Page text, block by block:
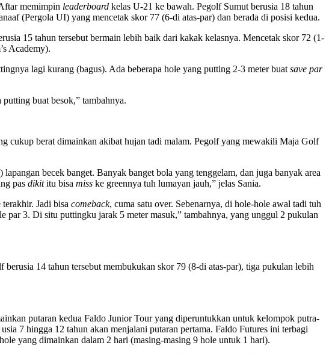
memimpin leaderboard kelas U-21 ke bawah. Pegolf Sumut berusia 18 tahun
(Pergola UI) yang mencetak skor 77 (6-di atas-par) dan berada di posisi kedua.
15 tahun tersebut bermain lebih baik dari kakak kelasnya. Mencetak skor 72 (1-
Academy).
lagi kurang (bagus). Ada beberapa hole yang putting 2-3 meter buat save par
buat besok,” tambahnya.
cukup berat dimainkan akibat hujan tadi malam. Pegolf yang mewakili Maja Golf
becek banget. Banyak banget bola yang tenggelam, dan juga banyak area
pas dikititu bisa miss ke greennya tuh lumayan jauh,” jelas Sania.
terakhir. Jadi bisa comeback, cuma satu over. Sebenarnya, di hole-hole awal tadi tuh
par 3. Di situ puttingku jarak 5 meter masuk,” tambahnya, yang unggul 2 pukulan
14 tahun tersebut membukukan skor 79 (8-di atas-par), tiga pukulan lebih
putaran kedua Faldo Junior Tour yang diperuntukkan untuk kelompok putra-
7 hingga 12 tahun akan menjalani putaran pertama. Faldo Futures ini terbagi
yang dimainkan dalam 2 hari (masing-masing 9 hole untuk 1 hari).